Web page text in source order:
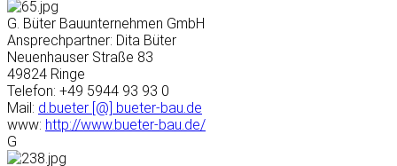
G. Büter Bauunternehmen GmbH
Ansprechpartner: Dita Büter
Neuenhauser Straße 83
49824 Ringe
Telefon: +49 5944 93 93 0
Mail: d.bueter [@] bueter-bau.de
www: http://www.bueter-bau.de/
G